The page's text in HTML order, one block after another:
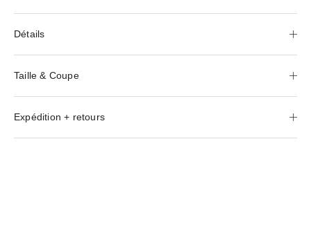
Détails
Taille & Coupe
Expédition + retours